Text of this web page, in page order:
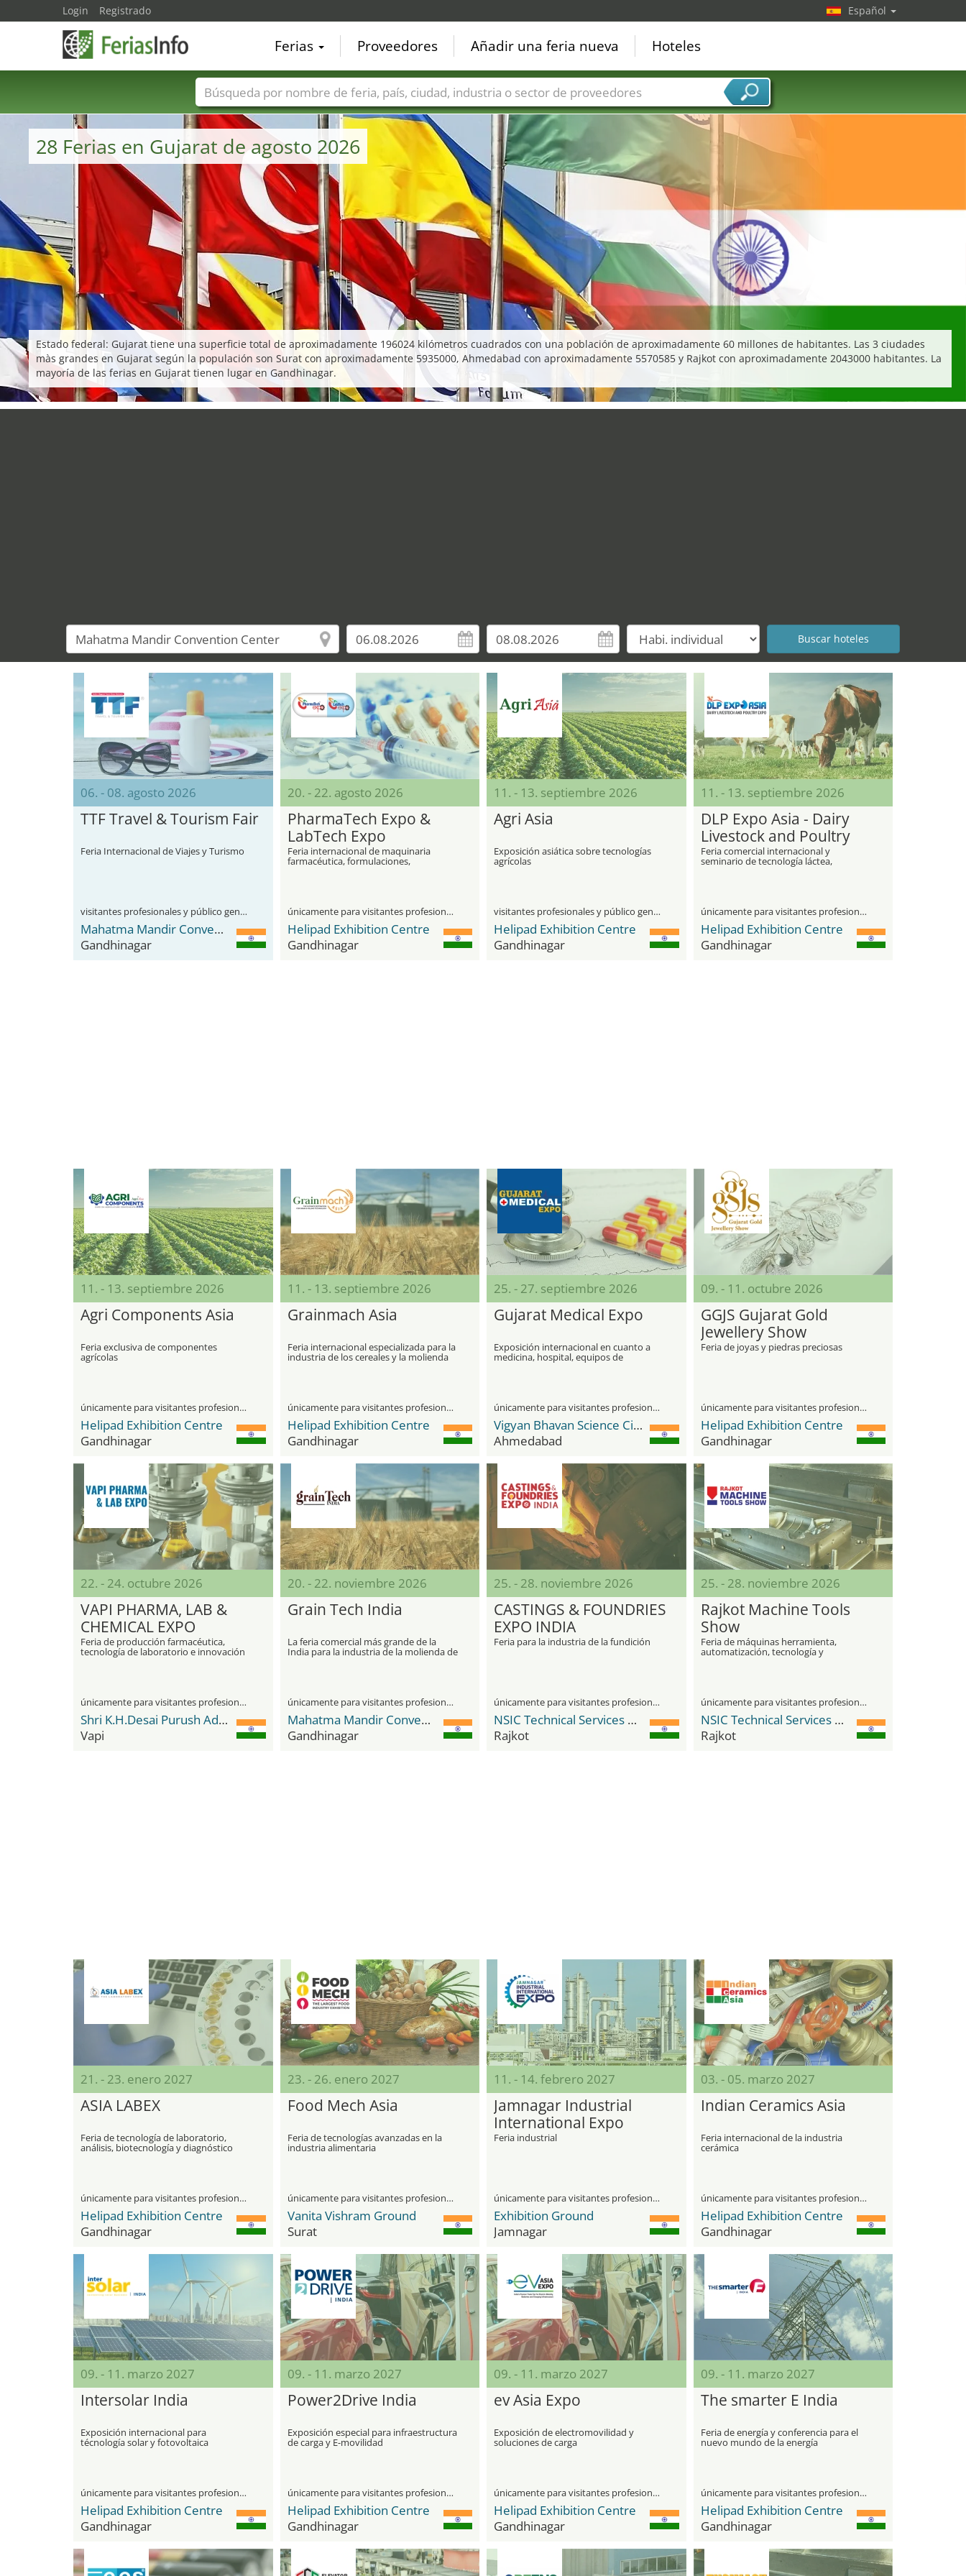
28 Ferias en Gujarat de agosto 2026
Estado federal: Gujarat tiene una superficie total de aproximadamente 196024 kilómetros cuadrados con una población de aproximadamente 60 millones de habitantes. Las 3 ciudades
màs grandes en Gujarat según la populación son Surat con aproximadamente 5935000, Ahmedabad con aproximadamente 5570585 y Rajkot con aproximadamente 2043000 habitantes. La
mayoría de las ferias en Gujarat tienen lugar en Gandhinagar.
06. - 08. agosto 2026
TTF Travel & Tourism Fair
Feria Internacional de Viajes y Turismo
visitantes profesionales y público general
Mahatma Mandir Convention Center
Gandhinagar
20. - 22. agosto 2026
PharmaTech Expo &
LabTech Expo
Feria internacional de maquinaria
farmacéutica, formulaciones,
únicamente para visitantes profesionales
Helipad Exhibition Centre
Gandhinagar
11. - 13. septiembre 2026
Agri Asia
Exposición asiática sobre tecnologías
agrícolas
visitantes profesionales y público general
Helipad Exhibition Centre
Gandhinagar
11. - 13. septiembre 2026
DLP Expo Asia - Dairy
Livestock and Poultry
Expo
Feria comercial internacional y
seminario de tecnología láctea,
únicamente para visitantes profesionales
Helipad Exhibition Centre
Gandhinagar
11. - 13. septiembre 2026
Agri Components Asia
Feria exclusiva de componentes
agrícolas
únicamente para visitantes profesionales
Helipad Exhibition Centre
Gandhinagar
11. - 13. septiembre 2026
Grainmach Asia
Feria internacional especializada para la
industria de los cereales y la molienda
únicamente para visitantes profesionales
Helipad Exhibition Centre
Gandhinagar
25. - 27. septiembre 2026
Gujarat Medical Expo
Exposición internacional en cuanto a
medicina, hospital, equipos de
laboratorio y atención sanitaria
únicamente para visitantes profesionales
Vigyan Bhavan Science City
Ahmedabad
09. - 11. octubre 2026
GGJS Gujarat Gold
Jewellery Show
Feria de joyas y piedras preciosas
únicamente para visitantes profesionales
Helipad Exhibition Centre
Gandhinagar
22. - 24. octubre 2026
VAPI PHARMA, LAB &
CHEMICAL EXPO
Feria de producción farmacéutica,
tecnología de laboratorio e innovación
industrial
únicamente para visitantes profesionales
Shri K.H.Desai Purush Adhyapan Mandir College
Vapi
20. - 22. noviembre 2026
Grain Tech India
La feria comercial más grande de la
India para la industria de la molienda de
harina
únicamente para visitantes profesionales
Mahatma Mandir Convention Center
Gandhinagar
25. - 28. noviembre 2026
CASTINGS & FOUNDRIES
EXPO INDIA
Feria para la industria de la fundición
únicamente para visitantes profesionales
NSIC Technical Services Center
Rajkot
25. - 28. noviembre 2026
Rajkot Machine Tools
Show
Feria de máquinas herramienta,
automatización, tecnología y
únicamente para visitantes profesionales
NSIC Technical Services Center
Rajkot
21. - 23. enero 2027
ASIA LABEX
Feria de tecnología de laboratorio,
análisis, biotecnología y diagnóstico
únicamente para visitantes profesionales
Helipad Exhibition Centre
Gandhinagar
23. - 26. enero 2027
Food Mech Asia
Feria de tecnologías avanzadas en la
industria alimentaria
únicamente para visitantes profesionales
Vanita Vishram Ground
Surat
11. - 14. febrero 2027
Jamnagar Industrial
International Expo
Feria industrial
únicamente para visitantes profesionales
Exhibition Ground
Jamnagar
03. - 05. marzo 2027
Indian Ceramics Asia
Feria internacional de la industria
cerámica
únicamente para visitantes profesionales
Helipad Exhibition Centre
Gandhinagar
09. - 11. marzo 2027
Intersolar India
Exposición internacional para
técnología solar y fotovoltaica
únicamente para visitantes profesionales
Helipad Exhibition Centre
Gandhinagar
09. - 11. marzo 2027
Power2Drive India
Exposición especial para infraestructura
de carga y E-movilidad
únicamente para visitantes profesionales
Helipad Exhibition Centre
Gandhinagar
09. - 11. marzo 2027
ev Asia Expo
Exposición de electromovilidad y
soluciones de carga
únicamente para visitantes profesionales
Helipad Exhibition Centre
Gandhinagar
09. - 11. marzo 2027
The smarter E India
Feria de energía y conferencia para el
nuevo mundo de la energía
únicamente para visitantes profesionales
Helipad Exhibition Centre
Gandhinagar
Login Registrado Español
Ferias Proveedores Añadir una feria nueva Hoteles
Nombres de ferias Países Ciudades Sectores de ferias Sectores de proveedor de servicios